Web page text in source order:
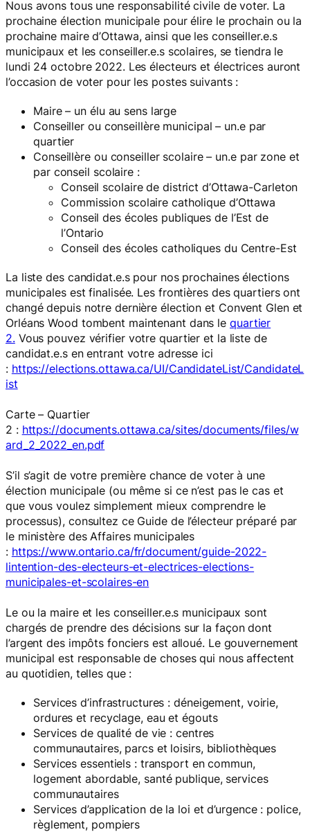
Nous avons tous une responsabilité civile de voter. La
prochaine élection municipale pour élire le prochain ou la
prochaine maire d’Ottawa, ainsi que les conseiller.e.s
municipaux et les conseiller.e.s scolaires, se tiendra le
lundi 24 octobre 2022. Les électeurs et électrices auront
l’occasion de voter pour les postes suivants :
Maire – un élu au sens large
Conseiller ou conseillère municipal – un.e par
quartier
Conseillère ou conseiller scolaire – un.e par zone et
par conseil scolaire :
Conseil scolaire de district d’Ottawa-Carleton
Commission scolaire catholique d’Ottawa
Conseil des écoles publiques de l’Est de
l’Ontario
Conseil des écoles catholiques du Centre-Est
La liste des candidat.e.s pour nos prochaines élections
municipales est finalisée. Les frontières des quartiers ont
changé depuis notre dernière élection et Convent Glen et
Orléans Wood tombent maintenant dans le quartier
2. Vous pouvez vérifier votre quartier et la liste de
candidat.e.s en entrant votre adresse ici
: https://elections.ottawa.ca/UI/CandidateList/CandidateL
ist
Carte – Quartier
2 : https://documents.ottawa.ca/sites/documents/files/w
ard_2_2022_en.pdf
S’il s’agit de votre première chance de voter à une
élection municipale (ou même si ce n’est pas le cas et
que vous voulez simplement mieux comprendre le
processus), consultez ce Guide de l’électeur préparé par
le ministère des Affaires municipales
: https://www.ontario.ca/fr/document/guide-2022-
lintention-des-electeurs-et-electrices-elections-
municipales-et-scolaires-en
Le ou la maire et les conseiller.e.s municipaux sont
chargés de prendre des décisions sur la façon dont
l’argent des impôts fonciers est alloué. Le gouvernement
municipal est responsable de choses qui nous affectent
au quotidien, telles que :
Services d’infrastructures : déneigement, voirie,
ordures et recyclage, eau et égouts
Services de qualité de vie : centres
communautaires, parcs et loisirs, bibliothèques
Services essentiels : transport en commun,
logement abordable, santé publique, services
communautaires
Services d’application de la loi et d’urgence : police,
règlement, pompiers